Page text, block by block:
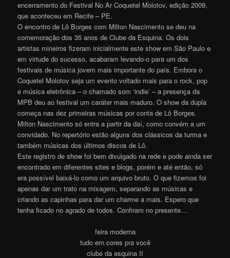
encerramento do Festival No Ar Coquetel Molotov, edição 2009,
que aconteceu em Recife – PE.
O encontro de Lô Borges com Milton Nascimento se deu na
comemoração dos 35 anos de Clube da Esquina. Os dois
artistas mineiros fizeram inicialmente este show em São Paulo e
em virtude do sucesso, acabaram levando-o para um dos
festivais de música jovem mais importante do país. Embora o
Coquetel Molotov seja um evento voltado mais para o rock, pop
e música eletrônica – o chamado som ‘indie’ – a presença da
MPB deu ao festival um caráter mais maduro. O show da dupla
começa nas dez primeiras músicas por conta de Lô Borges.
Milton Nascimento só entra a partir da daí, como convém a um
convidado. No repertório estão alguns dos clássicos da turma e
também músicas dos últimos discos de Lô.
Este registro de show foi bem divulgado na rede e pode ainda ser
encontrado em diferentes sites e blogs, porém e até então, só
era possível baixá-lo como um arquivo bruto. O que fizemos foi
apenas dar um trato na mixagem, separando as músicas e
criando as capinhas para dar um charme a mais. Espero que
tenha ficado no agrado de todos. Confiram no presente…
feira moderna
tudo em cores pra você
clube da esquina II